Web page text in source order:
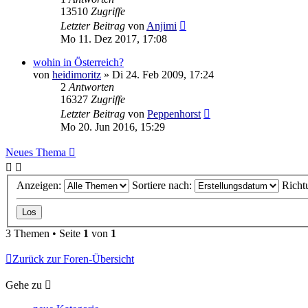
13510 Zugriffe
Letzter Beitrag von Anjimi
Mo 11. Dez 2017, 17:08
wohin in Österreich?
von heidimoritz » Di 24. Feb 2009, 17:24
2 Antworten
16327 Zugriffe
Letzter Beitrag von Peppenhorst
Mo 20. Jun 2016, 15:29
Neues Thema
Anzeigen: Sortiere nach:
3 Themen • Seite 1 von 1
Zurück zur Foren-Übersicht
Gehe zu